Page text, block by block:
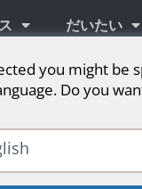
だいたい
you might be
Do you